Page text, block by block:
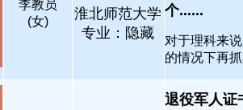
李教员
(女)
淮北师范大学
专业：隐藏
个......
对于理科来
的情况下再
退役军人证